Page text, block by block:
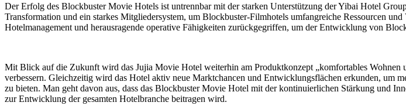
Der Erfolg des Blockbuster Movie Hotels ist untrennbar mit der starken Unterstützung der Yibai Hotel
Transformation und ein starkes Mitgliedersystem, um Blockbuster-Filmhotels umfangreiche Ressourcen
Hotelmanagement und herausragende operative Fähigkeiten zurückgegriffen, um der Entwicklung von
Mit Blick auf die Zukunft wird das Jujia Movie Hotel weiterhin am Produktkonzept „komfortables Wohnen
verbessern. Gleichzeitig wird das Hotel aktiv neue Marktchancen und Entwicklungsflächen erkunden, um
zu bieten. Man geht davon aus, dass das Blockbuster Movie Hotel mit der kontinuierlichen Stärkung und
zur Entwicklung der gesamten Hotelbranche beitragen wird.